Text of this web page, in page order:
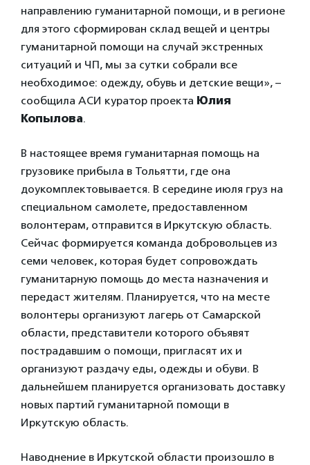
направлению гуманитарной помощи, и в регионе
для этого сформирован склад вещей и центры
гуманитарной помощи на случай экстренных
ситуаций и ЧП, мы за сутки собрали все
необходимое: одежду, обувь и детские вещи», –
сообщила АСИ куратор проекта Юлия
Копылова.
В настоящее время гуманитарная помощь на
грузовике прибыла в Тольятти, где она
доукомплектовывается. В середине июля груз на
специальном самолете, предоставленном
волонтерам, отправится в Иркутскую область.
Сейчас формируется команда добровольцев из
семи человек, которая будет сопровождать
гуманитарную помощь до места назначения и
передаст жителям. Планируется, что на месте
волонтеры организуют лагерь от Самарской
области, представители которого объявят
пострадавшим о помощи, пригласят их и
организуют раздачу еды, одежды и обуви. В
дальнейшем планируется организовать доставку
новых партий гуманитарной помощи в
Иркутскую область.
Наводнение в Иркутской области произошло в